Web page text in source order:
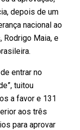
depois de um
nacional ao
Rodrigo Maia, e
entrar no
tuitou
a favor e 131
aos três
para aprovar